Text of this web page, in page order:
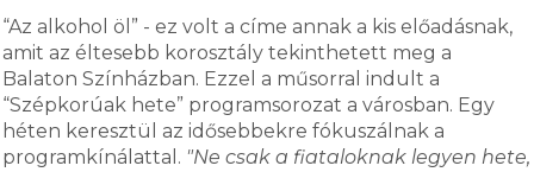
“Az alkohol öl” - ez volt a címe annak a kis előadásnak,
amit az éltesebb korosztály tekinthetett meg a
Balaton Színházban. Ezzel a műsorral indult a
“Szépkorúak hete” programsorozat a városban. Egy
héten keresztül az idősebbekre fókuszálnak a
programkínálattal. "Ne csak a fiataloknak legyen hete,